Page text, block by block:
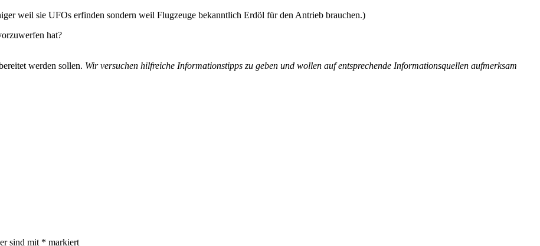
weil sie UFOs erfinden sondern weil Flugzeuge bekanntlich Erdöl für den Antrieb brauchen.)
hat?
werden sollen. Wir versuchen hilfreiche Informationstipps zu geben und wollen auf entsprechende Informationsquellen aufmerksam
sind mit * markiert